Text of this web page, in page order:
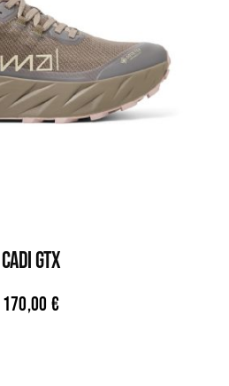
CADI GTX
170,00 €